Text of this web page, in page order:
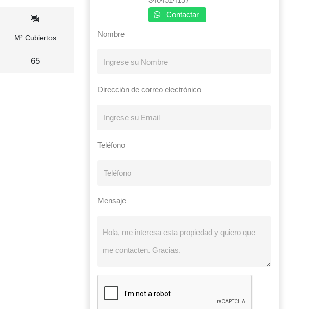
M² Cubiertos
65
Contactar
Nombre
Dirección de correo electrónico
Teléfono
Mensaje